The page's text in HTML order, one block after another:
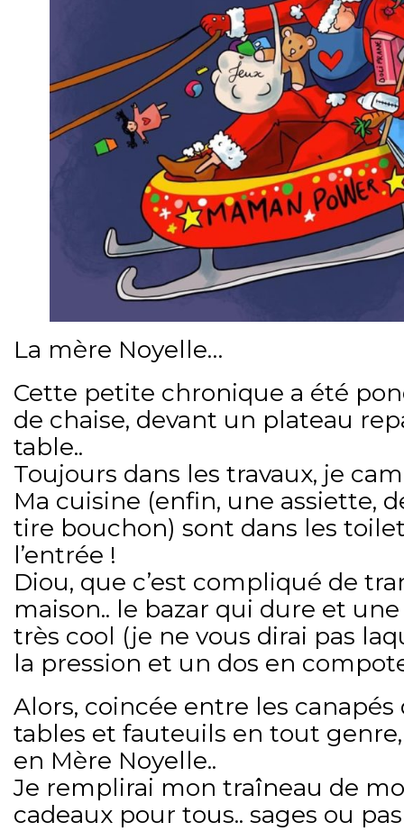
La mère Noyelle…
Cette petite chronique a été
de chaise, devant un plateau
table..
Toujours dans les travaux, je
Ma cuisine (enfin, une assiette,
tire bouchon) sont dans les
l’entrée !
Diou, que c’est compliqué de
maison.. le bazar qui dure et
très cool (je ne vous dirai pas
la pression et un dos en
Alors, coincée entre les canapés
tables et fauteuils en tout
en Mère Noyelle..
Je remplirai mon traîneau de
cadeaux pour tous.. sages ou